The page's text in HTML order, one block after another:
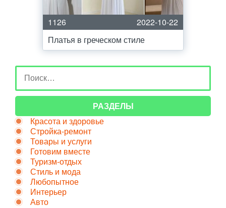
1126
2022-10-22
Платья в греческом стиле
РАЗДЕЛЫ
Красота и здоровье
Стройка-ремонт
Товары и услуги
Готовим вместе
Туризм-отдых
Стиль и мода
Любопытное
Интерьер
Авто